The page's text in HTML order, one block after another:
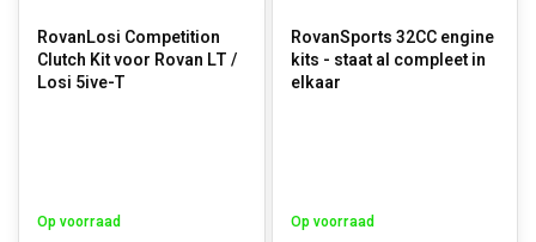
RovanLosi Competition
Clutch Kit voor Rovan LT /
Losi 5ive-T
Op voorraad
RovanSports 32CC engine
kits - staat al compleet in
elkaar
Op voorraad